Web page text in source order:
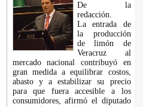
De la
redacción.
La entrada de
la producción
de limón de
Veracruz al
mercado nacional contribuyó en
gran medida a equilibrar costos,
abasto y a estabilizar su precio
para que fuera accesible a los
consumidores, afirmó el diputado